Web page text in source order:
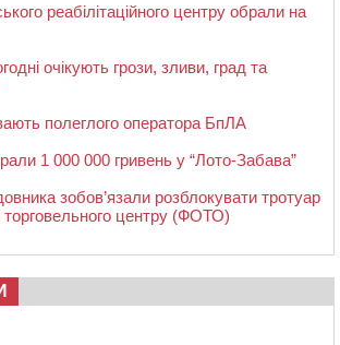
реабілітаційного центру обрали на
очікують грози, зливи, град та
полеглого оператора БпЛА
1 000 000 гривень у “Лото-Забава”
зобов’язали розблокувати тротуар
торговельного центру (ФОТО)